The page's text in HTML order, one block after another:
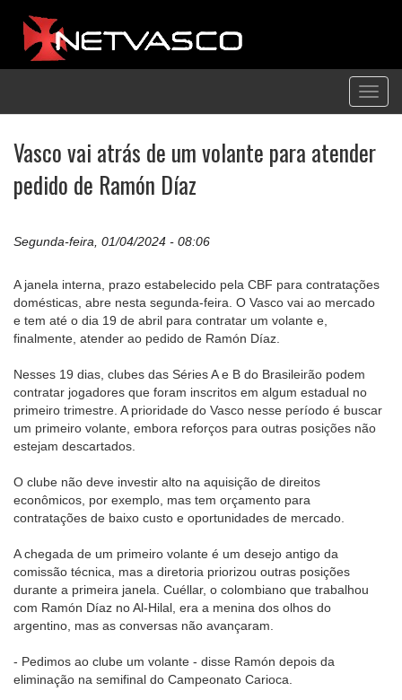
Vasco vai atrás de um volante para atender
pedido de Ramón Díaz
Segunda-feira, 01/04/2024 - 08:06
A janela interna, prazo estabelecido pela CBF para contratações
domésticas, abre nesta segunda-feira. O Vasco vai ao mercado
e tem até o dia 19 de abril para contratar um volante e,
finalmente, atender ao pedido de Ramón Díaz.
Nesses 19 dias, clubes das Séries A e B do Brasileirão podem
contratar jogadores que foram inscritos em algum estadual no
primeiro trimestre. A prioridade do Vasco nesse período é buscar
um primeiro volante, embora reforços para outras posições não
estejam descartados.
O clube não deve investir alto na aquisição de direitos
econômicos, por exemplo, mas tem orçamento para
contratações de baixo custo e oportunidades de mercado.
A chegada de um primeiro volante é um desejo antigo da
comissão técnica, mas a diretoria priorizou outras posições
durante a primeira janela. Cuéllar, o colombiano que trabalhou
com Ramón Díaz no Al-Hilal, era a menina dos olhos do
argentino, mas as conversas não avançaram.
- Pedimos ao clube um volante - disse Ramón depois da
eliminação na semifinal do Campeonato Carioca.